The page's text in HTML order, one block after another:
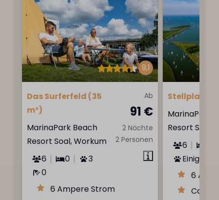
9,1
Ab
91 €
2 Nächte
2 Personen
Das Surferfeld (35
m²)
MarinaPark Beach
Resort Soal, Workum
6
0
3
0
6 Ampere Strom
Stellplatz
MarinaPark
Resort Soal,
6
Einige
6
Ca.